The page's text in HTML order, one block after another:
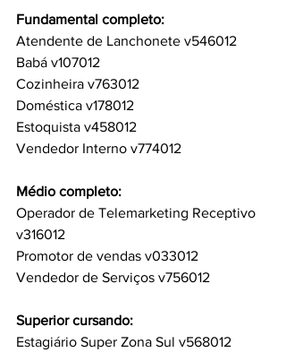
Fundamental completo:
Atendente de Lanchonete v546012
Babá v107012
Cozinheira v763012
Doméstica v178012
Estoquista v458012
Vendedor Interno v774012
Médio completo:
Operador de Telemarketing Receptivo
v316012
Promotor de vendas v033012
Vendedor de Serviços v756012
Superior cursando:
Estagiário Super Zona Sul v568012